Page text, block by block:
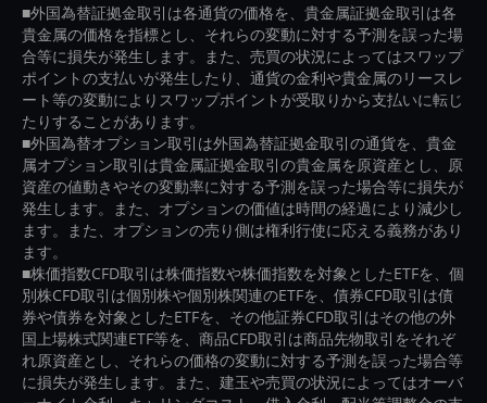
■外国為替証拠金取引は各通貨の価格を、貴金属証拠金取引は各
貴金属の価格を指標とし、それらの変動に対する予測を誤った場
合等に損失が発生します。また、売買の状況によってはスワップ
ポイントの支払いが発生したり、通貨の金利や貴金属のリースレ
ート等の変動によりスワップポイントが受取りから支払いに転じ
たりすることがあります。
■外国為替オプション取引は外国為替証拠金取引の通貨を、貴金
属オプション取引は貴金属証拠金取引の貴金属を原資産とし、原
資産の値動きやその変動率に対する予測を誤った場合等に損失が
発生します。また、オプションの価値は時間の経過により減少し
ます。また、オプションの売り側は権利行使に応える義務があり
ます。
■株価指数CFD取引は株価指数や株価指数を対象としたETFを、個
別株CFD取引は個別株や個別株関連のETFを、債券CFD取引は債
券や債券を対象としたETFを、その他証券CFD取引はその他の外
国上場株式関連ETF等を、商品CFD取引は商品先物取引をそれぞ
れ原資産とし、それらの価格の変動に対する予測を誤った場合等
に損失が発生します。また、建玉や売買の状況によってはオーバ